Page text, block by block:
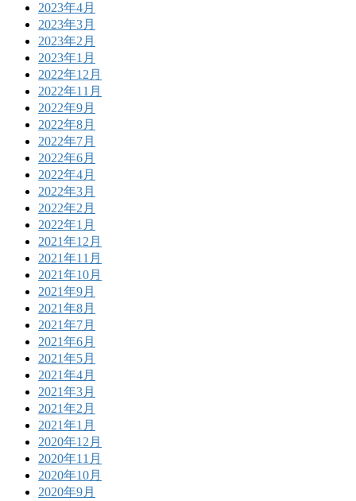
2023年4月
2023年3月
2023年2月
2023年1月
2022年12月
2022年11月
2022年9月
2022年8月
2022年7月
2022年6月
2022年4月
2022年3月
2022年2月
2022年1月
2021年12月
2021年11月
2021年10月
2021年9月
2021年8月
2021年7月
2021年6月
2021年5月
2021年4月
2021年3月
2021年2月
2021年1月
2020年12月
2020年11月
2020年10月
2020年9月